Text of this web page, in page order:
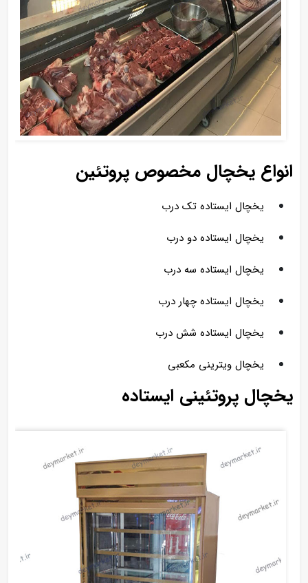
انواع یخچال مخصوص پروتئین
یخچال ایستاده تک درب
یخچال ایستاده دو درب
یخچال ایستاده سه درب
یخچال ایستاده چهار درب
یخچال ایستاده شش درب
یخچال ویترینی مکعبی
یخچال پروتئینی ایستاده